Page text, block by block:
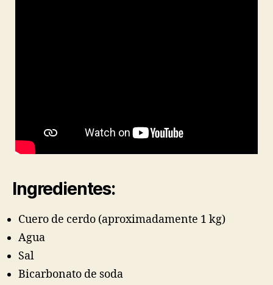
Ingredientes:
Cuero de cerdo (aproximadamente 1 kg)
Agua
Sal
Bicarbonato de soda